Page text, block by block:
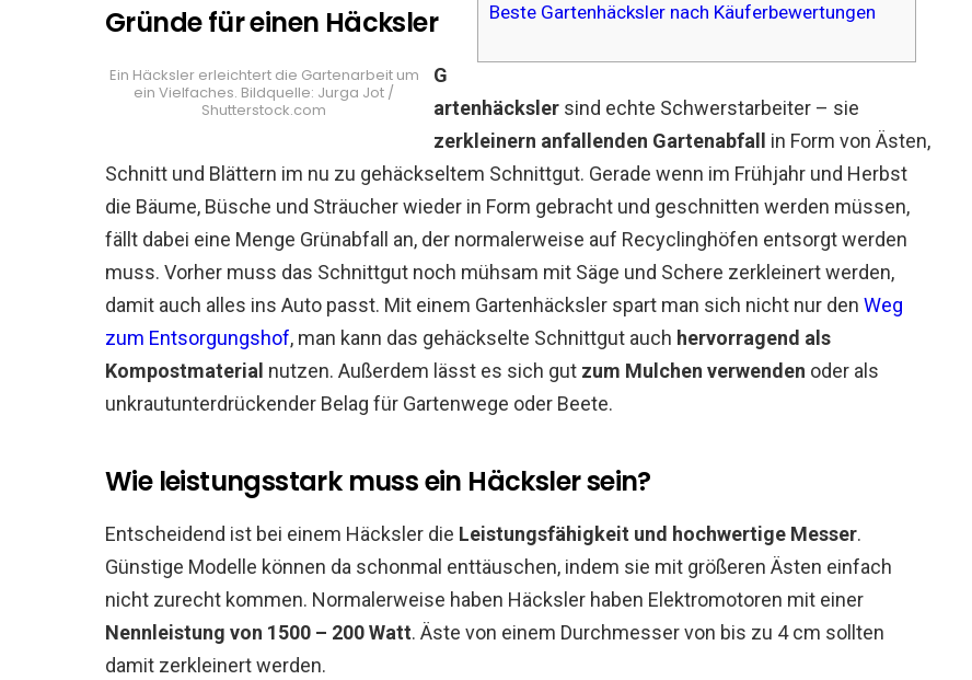
Beste Gartenhäcksler nach Käuferbewertungen
Gründe für einen Häcksler
Ein Häcksler erleichtert die Gartenarbeit um
ein Vielfaches. Bildquelle: Jurga Jot /
Shutterstock.com
G
artenhäcksler sind echte Schwerstarbeiter – sie
zerkleinern anfallenden Gartenabfall
in Form von Ästen,
Schnitt und Blättern im nu zu gehäckseltem Schnittgut. Gerade wenn im Frühjahr und Herbst
die Bäume, Büsche und Sträucher wieder in Form gebracht und geschnitten werden müssen,
fällt dabei eine Menge Grünabfall an, der normalerweise auf Recyclinghöfen entsorgt werden
muss. Vorher muss das Schnittgut noch mühsam mit Säge und Schere zerkleinert werden,
damit auch alles ins Auto passt. Mit einem Gartenhäcksler spart man sich nicht nur den Weg
zum Entsorgungshof, man kann das gehäckselte Schnittgut auch hervorragend als
Kompostmaterial nutzen. Außerdem lässt es sich gut zum Mulchen verwenden oder als
unkrautunterdrückender Belag für Gartenwege oder Beete.
Wie leistungsstark muss ein Häcksler sein?
Entscheidend ist bei einem Häcksler die Leistungsfähigkeit und hochwertige Messer.
Günstige Modelle können da schonmal enttäuschen, indem sie mit größeren Ästen einfach
nicht zurecht kommen. Normalerweise haben Häcksler haben Elektromotoren mit einer
Nennleistung von 1500 – 200 Watt. Äste von einem Durchmesser von bis zu 4 cm sollten
damit zerkleinert werden.